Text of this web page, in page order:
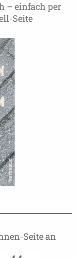
– einfach per
Seite
Seite an